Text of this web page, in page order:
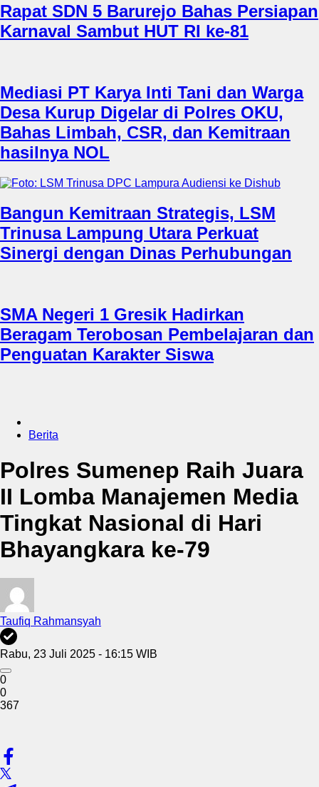
Rapat SDN 5 Barurejo Bahas Persiapan
Karnaval Sambut HUT RI ke-81
Mediasi PT Karya Inti Tani dan Warga
Desa Kurup Digelar di Polres OKU,
Bahas Limbah, CSR, dan Kemitraan
hasilnya NOL
Bangun Kemitraan Strategis, LSM
Trinusa Lampung Utara Perkuat
Sinergi dengan Dinas Perhubungan
SMA Negeri 1 Gresik Hadirkan
Beragam Terobosan Pembelajaran dan
Penguatan Karakter Siswa
Berita
Polres Sumenep Raih Juara
II Lomba Manajemen Media
Tingkat Nasional di Hari
Bhayangkara ke-79
Taufiq Rahmansyah
Rabu, 23 Juli 2025 - 16:15 WIB
0
0
367